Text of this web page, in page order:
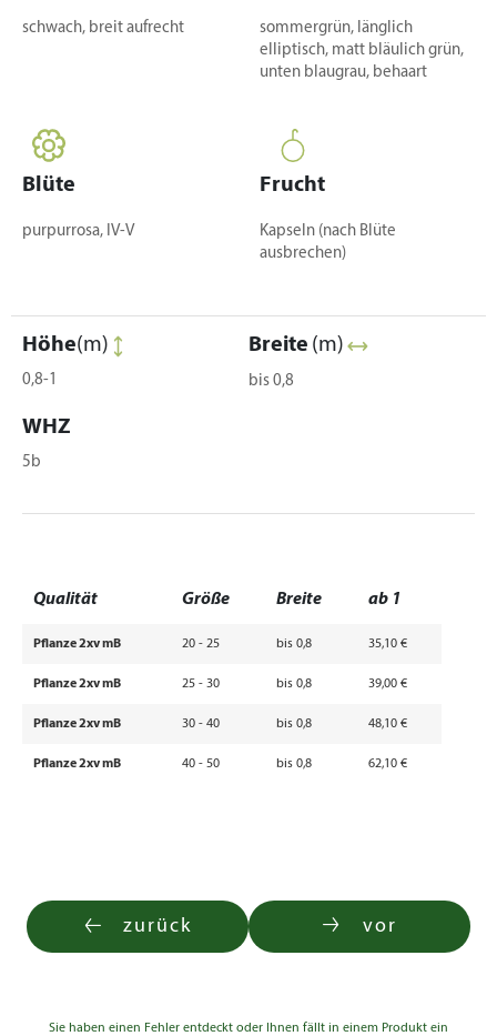
schwach, breit aufrecht
sommergrün, länglich
elliptisch, matt bläulich grün,
unten blaugrau, behaart
Blüte
purpurrosa, IV-V
Frucht
Kapseln (nach Blüte
ausbrechen)
Höhe(m)
0,8-1
Breite (m)
bis 0,8
WHZ
5b
Qualität Größe Breite ab 1
Pflanze 2xv mB 20 - 25 bis 0,8 35,10 €
Pflanze 2xv mB 25 - 30 bis 0,8 39,00 €
Pflanze 2xv mB 30 - 40 bis 0,8 48,10 €
Pflanze 2xv mB 40 - 50 bis 0,8 62,10 €
zurück vor
Sie haben einen Fehler entdeckt oder Ihnen fällt in einem Produkt ein